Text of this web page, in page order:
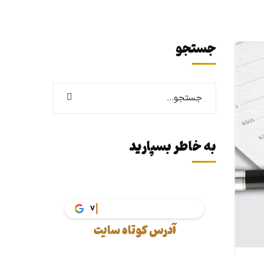
جستجو
به خاطر بسپارید
va
آدرس کوتاه سایت